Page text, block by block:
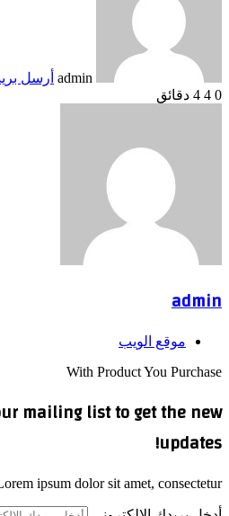
admin أرسل
0
4 دقائق
admin
موقع الويب
With Product You Purchase
mailing list to get the new
updates!
ipsum dolor sit amet, consectetur.